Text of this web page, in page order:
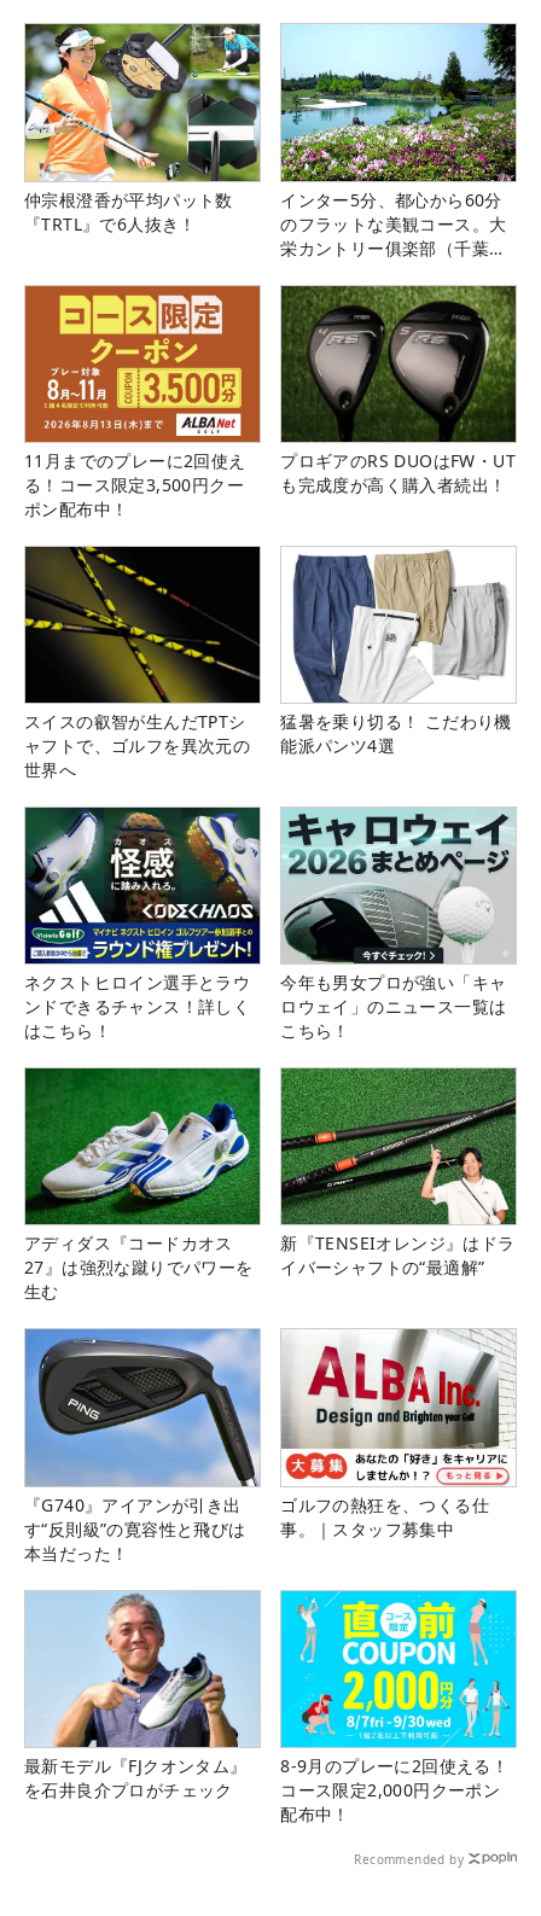
仲宗根澄香が平均パット数
『TRTL』で6人抜き！
インター5分、都心から60分
のフラットな美観コース。大
栄カントリー俱楽部（千葉
11月までのプレーに2回使え
る！コース限定3,500円クー
ポン配布中！
プロギアのRS DUOはFW・UT
も完成度が高く購入者続出！
スイスの叡智が生んだTPTシ
ャフトで、ゴルフを異次元の
世界へ
猛暑を乗り切る！ こだわり機
能派パンツ4選
ネクストヒロイン選手とラウ
ンドできるチャンス！詳しく
はこちら！
今年も男女プロが強い「キャ
ロウェイ」のニュース一覧は
こちら！
アディダス『コードカオス
27』は強烈な蹴りでパワーを
生む
新『TENSEIオレンジ』はドラ
イバーシャフトの“最適解”
『G740』アイアンが引き出
す“反則級”の寛容性と飛びは
本当だった！
ゴルフの熱狂を、つくる仕
事。｜スタッフ募集中
最新モデル『FJクオンタム』
を石井良介プロがチェック
8-9月のプレーに2回使える！
コース限定2,000円クーポン
配布中！
Recommended by